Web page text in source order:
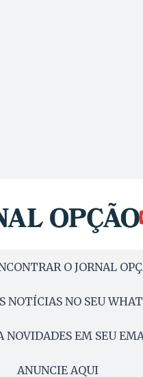
O JORNAL
NOTÍCIAS NO SEU
NOVIDADES EM SEU
ANUNCIE AQUI